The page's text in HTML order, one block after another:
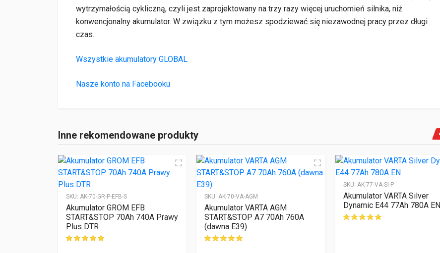
wytrzymałością cykliczną, czyli jest zaprojektowany na trzy razy więcej uruchomień silnika, niż
konwencjonalny akumulator. W związku z tym możesz spodziewać się niezawodnej pracy przez długi
czas.
Wszystkie akumulatory GLOBAL
Nasze konto na Facebooku
Inne rekomendowane produkty
SKU: AK-70-GR-P-EFB-S
Akumulator GROM EFB
START&STOP 70Ah 740A Prawy
Plus DTR
SKU: AK-70-VA-AGM
Akumulator VARTA AGM
START&STOP A7 70Ah 760A
(dawna E39)
SKU: AK-77-VA-SI-P
Akumulator VARTA Silver
Dynamic E44 77Ah 780A EN